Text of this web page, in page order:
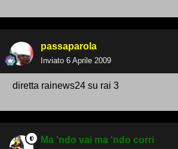
passaparola
Inviato 6 Aprile 2009
diretta rainews24 su rai 3
Ma 'ndo vai ma 'ndo corri